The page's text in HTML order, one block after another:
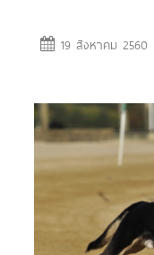
19 สิงหาคม 2560